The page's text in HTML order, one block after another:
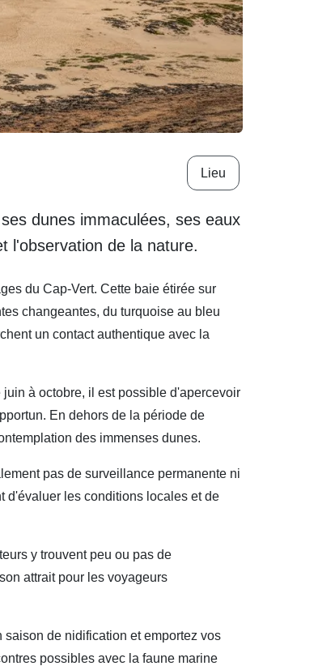
Lieu
dunes immaculées, ses eaux
l'observation de la nature.
du Cap-Vert. Cette baie étirée sur
changeantes, du turquoise au bleu
un contact authentique avec la
à octobre, il est possible d'apercevoir
En dehors de la période de
des immenses dunes.
pas de surveillance permanente ni
d'évaluer les conditions locales et de
y trouvent peu ou pas de
attrait pour les voyageurs
de nidification et emportez vos
possibles avec la faune marine